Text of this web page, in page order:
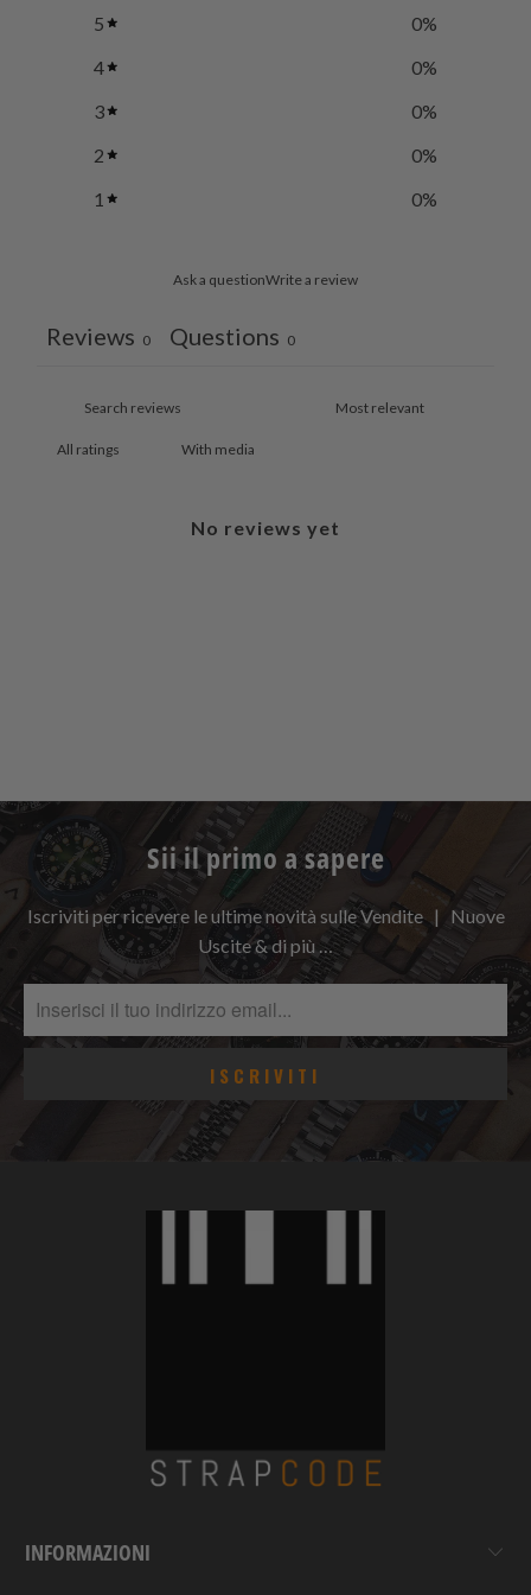
5 0%
4
0%
3
0%
2
0%
1
0%
Ask a questionWrite a review
Reviews 0 Questions 0
With media
No reviews yet
Sii il primo a sapere
Iscriviti per ricevere le ultime novità sulle Vendite | Nuove
Uscite & di più …
INFORMAZIONI